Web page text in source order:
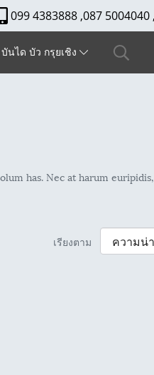
099 4383888 ,087 5004040
บันได บัว กรุยเชิง
has. Nec at harum
เรียงตาม